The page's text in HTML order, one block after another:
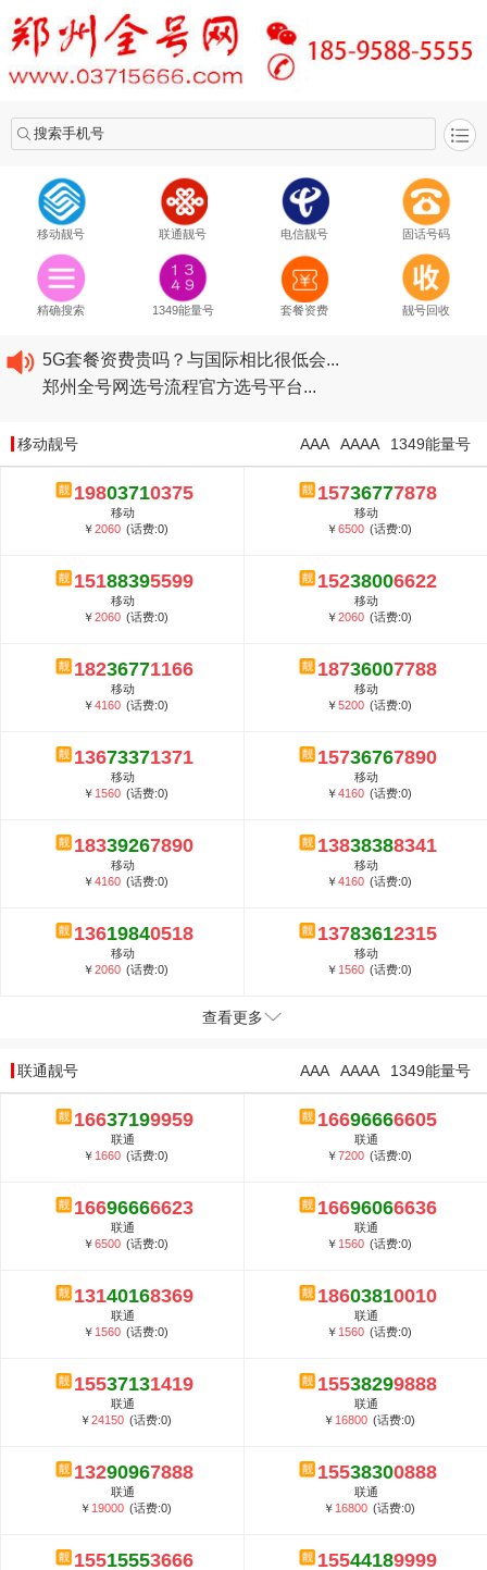
搜索手机号
移动靓号 联通靓号 电信靓号 固话号码
精确搜索 1349能量号 套餐资费 靓号回收
2020​移动最新套餐资费...
2020​联通最新套餐资费...
5G套餐资费贵吗？与国际相比很低会...
郑州全号网选号流程官方选号平台...
2020​联通最新套餐资费...
2020​电信最新套餐资费...
5G套餐资费贵吗？与国际相比很低会...
郑州全号网选号流程官方选号平台...
移动靓号 1349能量号
AAAA
AAA
19803710375
移动
￥2060 (话费:0)
15736777878
移动
￥6500 (话费:0)
15188395599
移动
￥2060 (话费:0)
15238006622
移动
￥2060 (话费:0)
18236771166
移动
￥4160 (话费:0)
18736007788
移动
￥5200 (话费:0)
13673371371
移动
￥ 1560 (话费:0)
15736767890
移动
￥4160 (话费:0)
18339267890
移动
￥4160 (话费:0)
13838388341
移动
￥4160 (话费:0)
13619840518
移动
￥2060 (话费:0)
13783612315
移动
￥ 1560 (话费:0)
查看更多
联通靓号 1349能量号
AAAA
AAA
16637199959
联通
￥ 1660 (话费:0)
16696666605
联通
￥7200 (话费:0)
16696666623
联通
￥6500 (话费:0)
16696066636
联通
￥ 1560 (话费:0)
13140168369
联通
￥ 1560 (话费:0)
18603810010
联通
￥ 1560 (话费:0)
15537131419
联通
￥24150 (话费:0)
15538299888
联通
￥ 16800 (话费:0)
13290967888
联通
￥ 19000 (话费:0)
15538300888
联通
￥ 16800 (话费:0)
15515553666 15544189999